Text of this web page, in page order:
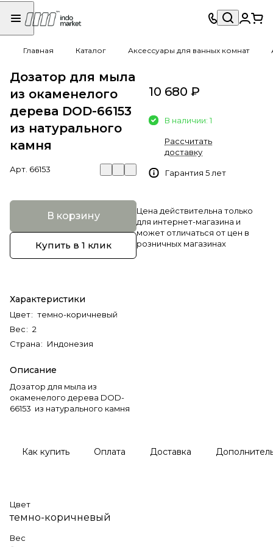
Главная Каталог Аксессуары для ванных комнат
Дозатор для мыла
из окаменелого
дерева DOD-66153
из натурального
камня
Арт. 66153
В корзину
Купить в 1 клик
Характеристики
Цвет: темно-коричневый
Вес: 2
Страна: Индонезия
Описание
Дозатор для мыла из
окаменелого дерева DOD-
66153 из натурального камня
10 680 ₽
В наличии: 1
Рассчитать
доставку
Гарантия 5 лет
Цена действительна только
для интернет-магазина и
может отличаться от цен в
розничных магазинах
Как купить Оплата Доставка
Цвет
темно-коричневый
Вес